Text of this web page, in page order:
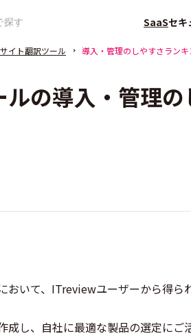
SaaSセキ
イト翻訳ツール 導入・管理のしやすさランキ
の導入・管理
おいて、ITreviewユーザーから得ら
し、自社に最適な製品の選定にご